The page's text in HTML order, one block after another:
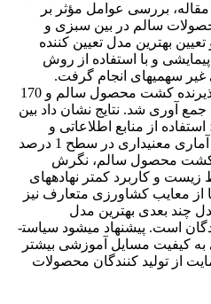
مقاله، بررسی عوامل مؤثر بر
سالم در بین سبزی و
بهترین مدل تعیین کننده
و با استفاده از روش
غیر سهمیه­ای انجام گرفت.
اطلاعات مورد نیاز از 170 نفر پذیرنده کشت محصول سالم و 170
جمع آوری شد. نتایج نشان داد بین
استفاده از منابع اطلاعاتی و
دفعات مراجعه به مروج تفاوت آماری معنی­داری در سطح 1 درصد
کشت محصول سالم، نگرش
و کاربرد کمتر نهاده­های
از معایب کشاورزی متعارف نیز
چند بعدی بهترین مدل
متمایزکننده پذیرندگان از نپذیرندگان است. پیشنهاد می­شود سیاست­
به کیفیت مسایل آموزشی بیشتر
از تولید کنندگان محصولات